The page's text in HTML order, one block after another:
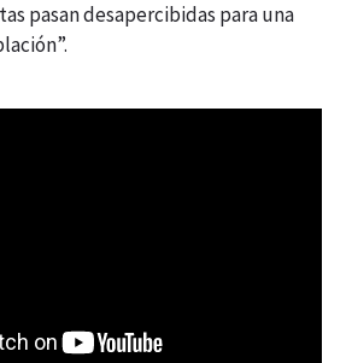
pasan desapercibidas para una